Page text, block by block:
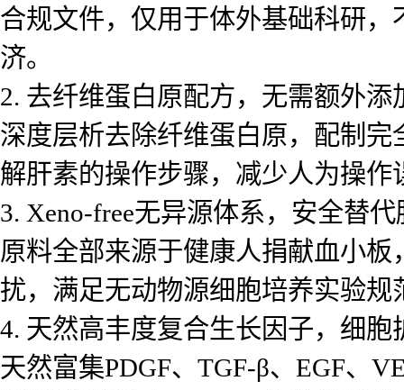
合规文件，仅用于体外基础科研
济。
2. 去纤维蛋白原配方，无需额外添
深度层析去除纤维蛋白原，配制
解肝素的操作步骤，减少人为操
3. Xeno-free无异源体系，安全替代
原料全部来源于健康人捐献血小
扰，满足无动物源细胞培养实验
4. 天然高丰度复合生长因子，细胞
天然富集PDGF、TGF-β、EGF、